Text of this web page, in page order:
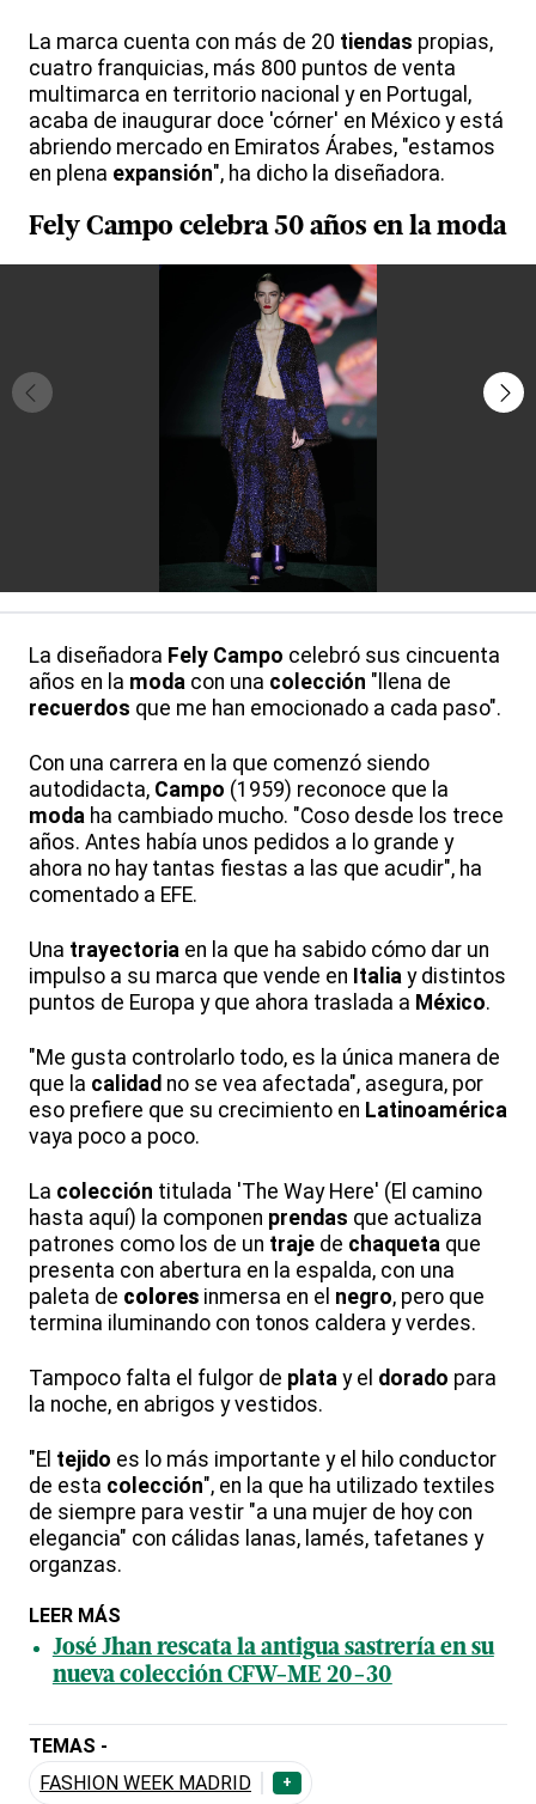
La marca cuenta con más de 20 tiendas propias,
cuatro franquicias, más 800 puntos de venta
multimarca en territorio nacional y en Portugal,
acaba de inaugurar doce 'córner' en México y está
abriendo mercado en Emiratos Árabes, "estamos
en plena expansión", ha dicho la diseñadora.
Fely Campo celebra 50 años en lamoda
La diseñadora Fely Campo celebró sus cincuenta
años en la moda con una colección "llena de
recuerdos que me han emocionado a cada paso".
Con una carrera en la que comenzó siendo
autodidacta, Campo (1959) reconoce que la
moda ha cambiado mucho. "Coso desde los trece
años. Antes había unos pedidos a lo grande y
ahora no hay tantas fiestas a las que acudir", ha
comentado a EFE.
Una trayectoria en la que ha sabido cómo dar un
impulso a su marca que vende en Italia y distintos
puntos de Europa y que ahora traslada a México.
"Me gusta controlarlo todo, es la única manera de
que la calidad no se vea afectada", asegura, por
eso prefiere que su crecimiento en Latinoamérica
vaya poco a poco.
La colección titulada 'The Way Here' (El camino
hasta aquí) la componen prendas que actualiza
patrones como los de un traje de chaqueta que
presenta con abertura en la espalda, con una
paleta de colores inmersa en el negro, pero que
termina iluminando con tonos caldera y verdes.
Tampoco falta el fulgor de plata y el dorado para
la noche, en abrigos y vestidos.
"El tejido es lo más importante y el hilo conductor
de esta colección", en la que ha utilizado textiles
de siempre para vestir "a una mujer de hoy con
elegancia" con cálidas lanas, lamés, tafetanes y
organzas.
LEER MÁS
José Jhan rescata la antigua sastrería en su
nueva colección CFW-ME 20-30
TEMAS -
FASHION WEEK MADRID
+